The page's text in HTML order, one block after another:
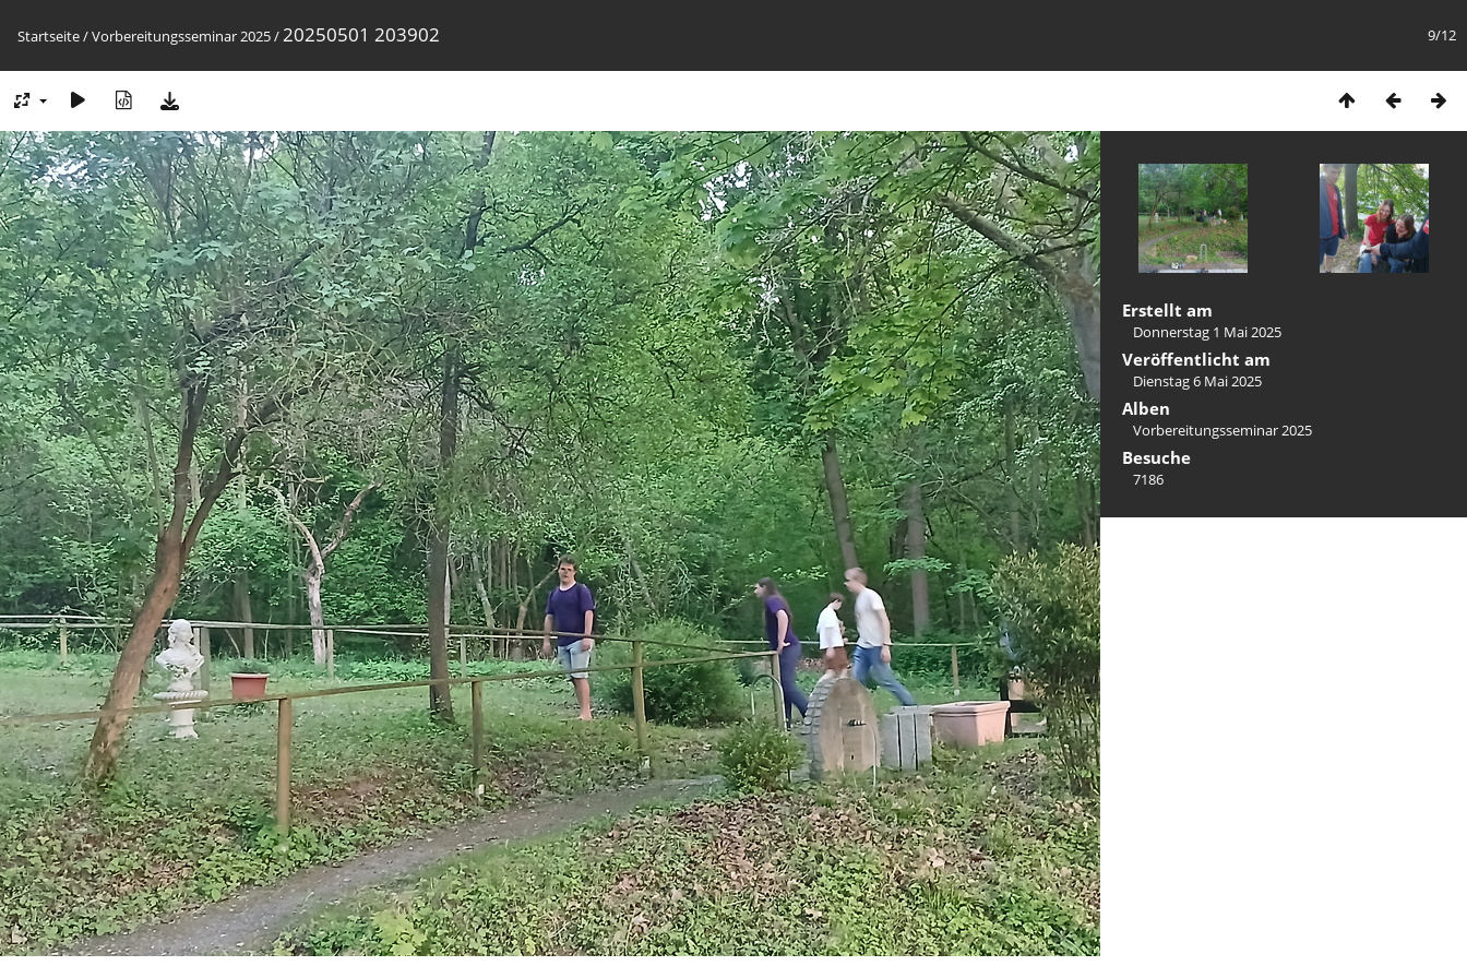
9/12
Startseite/Vorbereitungsseminar 2025/20250501 203902
Erstellt am
Donnerstag 1 Mai 2025
Veröffentlicht am
Dienstag 6 Mai 2025
Alben
Vorbereitungsseminar 2025
Besuche
7186